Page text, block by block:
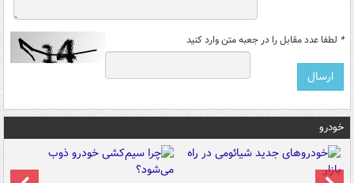
* لطفا عدد مقابل را در جعبه متن وارد کنید
خودرو